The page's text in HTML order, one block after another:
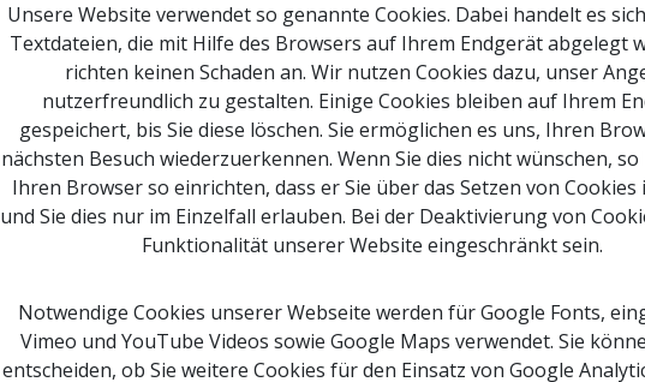
Beim Schartner Wasser handelt es sich vermutlich genau um jenes
Wasser, das in Bad Schallerbach seine heilende Wirkung zeigt.
2007 sprudelte in Steinholz, Gemeinde Fraham (nahe der
Gemeindegrenze zu Scharten) bei einer Bohrung wegen einer
Erdwärmepumpe plötzlich 25 bis 39 Grad warmes, unangenehm
riechendes Wasser mit beachtlichem Druck aus dem Bohrloch.
Text: Dr. Emma Mayrhofer, Scharten
Sitemap
Downloads
Unsere Website verwendet so genannte Cookies. Dabei handelt es
Textdateien, die mit Hilfe des Browsers auf Ihrem Endgerät abgelegt
richten keinen Schaden an. Wir nutzen Cookies dazu, unser
nutzerfreundlich zu gestalten. Einige Cookies bleiben auf Ihrem
gespeichert, bis Sie diese löschen. Sie ermöglichen es uns, Ihren
nächsten Besuch wiederzuerkennen. Wenn Sie dies nicht wünschen, so
Ihren Browser so einrichten, dass er Sie über das Setzen von
und Sie dies nur im Einzelfall erlauben. Bei der Deaktivierung von
Funktionalität unserer Website eingeschränkt sein.
Notwendige Cookies unserer Webseite werden für Google Fonts,
Vimeo und YouTube Videos sowie Google Maps verwendet. Sie
entscheiden, ob Sie weitere Cookies für den Einsatz von Google